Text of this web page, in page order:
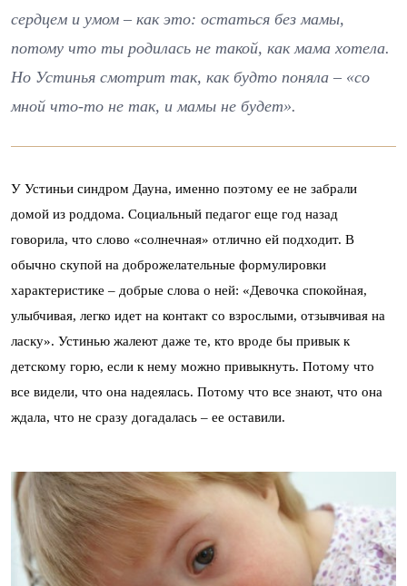
сердцем и умом – как это: остаться без мамы,
потому что ты родилась не такой, как мама хотела.
Но Устинья смотрит так, как будто поняла – «со
мной что-то не так, и мамы не будет».
У Устиньи синдром Дауна, именно поэтому ее не забрали
домой из роддома. Социальный педагог еще год назад
говорила, что слово «солнечная» отлично ей подходит. В
обычно скупой на доброжелательные формулировки
характеристике – добрые слова о ней: «Девочка спокойная,
улыбчивая, легко идет на контакт со взрослыми, отзывчивая на
ласку». Устинью жалеют даже те, кто вроде бы привык к
детскому горю, если к нему можно привыкнуть. Потому что
все видели, что она надеялась. Потому что все знают, что она
ждала, что не сразу догадалась – ее оставили.